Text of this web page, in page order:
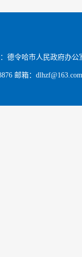
德令哈市人民政府办
邮箱：